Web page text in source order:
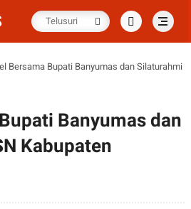
Bersama Bupati Banyumas dan Silaturahmi
Banyumas dan
Kabupaten